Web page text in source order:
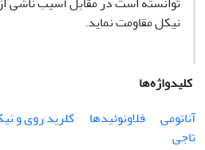
نیکل مقاومت نماید.
کلیدواژه‌ها
آناتومی
فلاونوئیدها کلرید روی و
تاجی